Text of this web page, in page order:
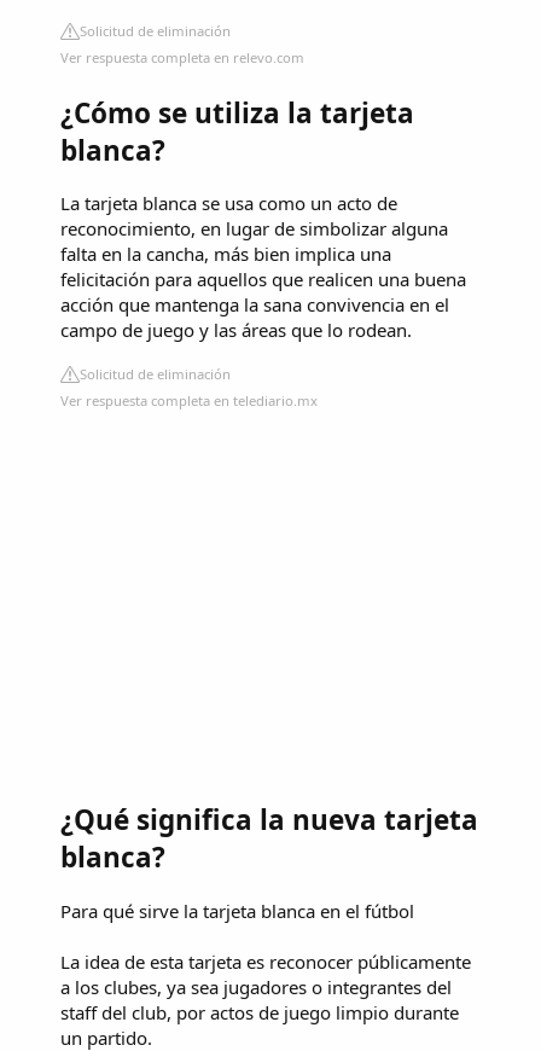
Solicitud de eliminación
Ver respuesta completa en relevo.com
¿Cómo se utiliza la tarjeta
blanca?
La tarjeta blanca se usa como un acto de
reconocimiento, en lugar de simbolizar alguna
falta en la cancha, más bien implica una
felicitación para aquellos que realicen una buena
acción que mantenga la sana convivencia en el
campo de juego y las áreas que lo rodean.
Solicitud de eliminación
Ver respuesta completa en telediario.mx
¿Qué significa la nueva tarjeta
blanca?
Para qué sirve la tarjeta blanca en el fútbol
La idea de esta tarjeta es reconocer públicamente
a los clubes, ya sea jugadores o integrantes del
staff del club, por actos de juego limpio durante
un partido.